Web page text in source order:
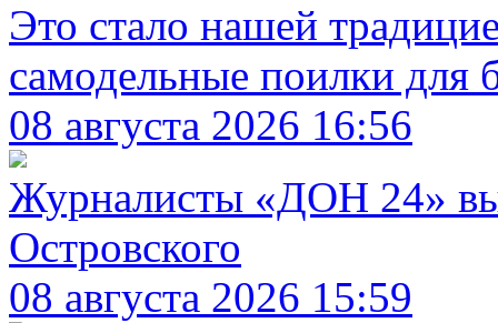
Это стало нашей
самодельные поилки для
08 августа 2026 16:56
Журналисты «ДОН 24»
Островского
08 августа 2026 15:59